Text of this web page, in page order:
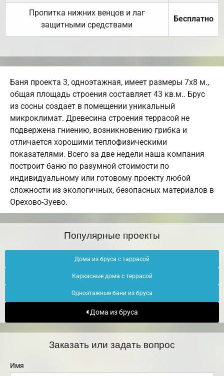
Пропитка нижних венцов и лаг
защитными средствами
Бесплатно
Баня проекта 3, одноэтажная, имеет размеры 7х8 м.,
общая площадь строения составляет 43 кв.м.. Брус
из сосны создает в помещении уникальный
микроклимат. Древесина строения террасой не
подвержена гниению, возникновению грибка и
отличается хорошими теплофизическими
показателями. Всего за две недели наша компания
построит баню по разумной стоимости по
индивидуальному или готовому проекту любой
сложности из экологичных, безопасных материалов в
Орехово-Зуево.
Популярные проекты
Дома из бруса с таррасой
Каркасные дома с террасой
Одноэтажные бани из бруса
Дома из бруса
Заказать или задать вопрос
Имя